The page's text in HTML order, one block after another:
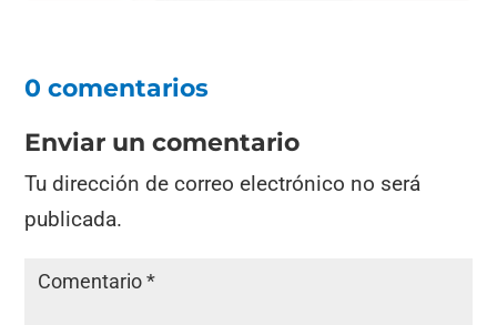
0 comentarios
Enviar un comentario
Tu dirección de correo electrónico no será
publicada.